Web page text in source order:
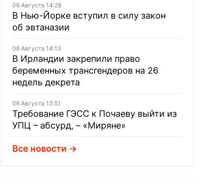
06 Августа 14:28
В Нью-Йорке вступил в силу закон
об эвтаназии
06 Августа 14:13
В Ирландии закрепили право
беременных трансгендеров на 26
недель декрета
06 Августа 13:51
Требование ГЭСС к Почаеву выйти из
УПЦ – абсурд, – «Миряне»
Все новости